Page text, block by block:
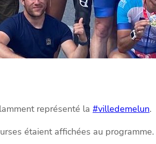
représenté la #villedemelun.
étaient affichées au